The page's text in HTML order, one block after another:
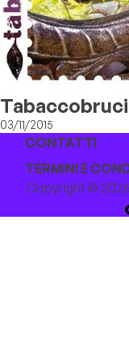
03/11/2015
CONTATTI
TERMINI E
Copyright ©